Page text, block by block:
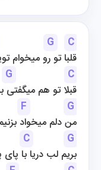
G
C
قلبا تو رو میخوام
G
C
قبلا تو هم میگفتی
F
G
من دلم میخواد
C
G
بریم لب دریا با پای